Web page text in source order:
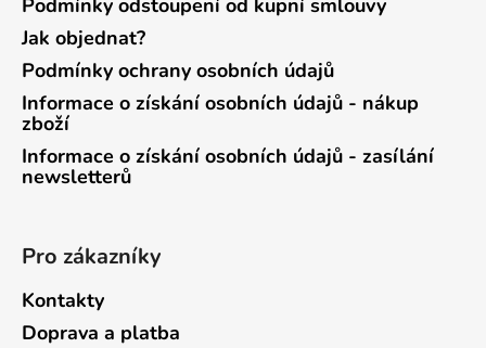
Podmínky odstoupení od kupní smlouvy
Jak objednat?
Podmínky ochrany osobních údajů
Informace o získání osobních údajů - nákup
zboží
Informace o získání osobních údajů - zasílání
newsletterů
Pro zákazníky
Kontakty
Doprava a platba